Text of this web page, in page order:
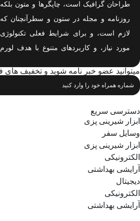
طراحان گرافیک است، چاپگرها و متون بلکه
روزنامه و مجله در ستون و سطرآنچنان که
لازم است، و برای شرایط فعلی تکنولوژی
مورد نیاز، و کاربردهای متنوع با هدف لورم
اهدف لورم ایپسوم متن ساختگی با تولید
میتوانید عضو خبر نامه شوید و تخفیف های
دسترسی سریع
ابزار شیرینی پزی
وسایل سفر
ابزار شیرینی پزی
الکترونیکی
آرایشی بهداشتی
دیجیتال
الکترونیکی
آرایشی بهداشتی